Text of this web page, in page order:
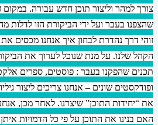
צורך למהר וליצור תוכן חדש עבורה. במקום
שהצפנו בעבר ועל ידי הביקורת הזו לדלות
זוהי דרך נהדרת לבחון איך אנחנו מכסים
הקהל שלנו. על מנת שנוכל לערוך את
תכנים שהפקנו בעבר : פוסטים, ספרים
ופודקסטים שונים – אנחנו צריכים ליצור
את “יחידות התוכן” שיצרנו. לאחר מכן,
האם בנינו את התוכן על פי כל הדמויות